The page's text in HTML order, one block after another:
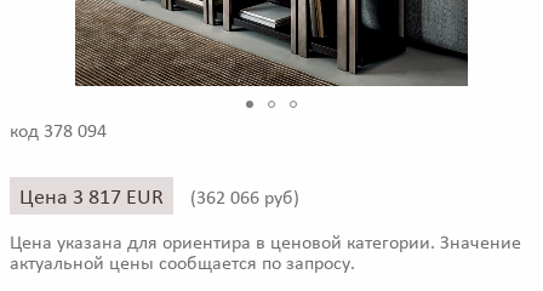
код 378 094
Цена 3 817 EUR (362 066 руб)
Цена указана для ориентира в ценовой категории. Значение
актуальной цены сообщается по запросу.